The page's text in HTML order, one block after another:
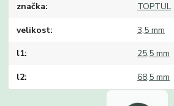
značka TOPTUL
velikost 3,5 mm
l1 25,5 mm
l2 68,5 mm